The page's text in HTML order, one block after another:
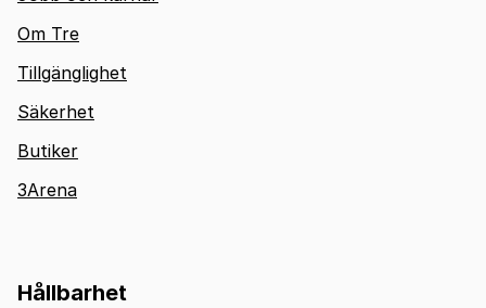
Om Tre
Tillgänglighet
Säkerhet
Butiker
3Arena
Hållbarhet